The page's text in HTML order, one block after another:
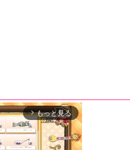
arrow_forward_ios もっと見る